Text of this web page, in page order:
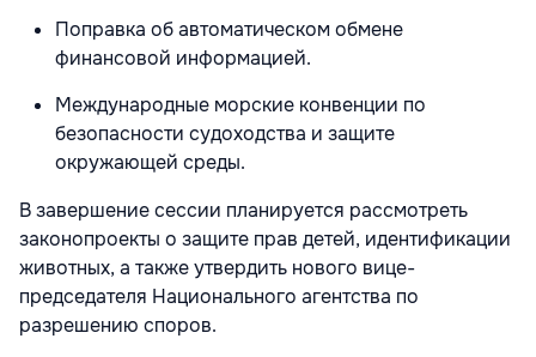
Поправка об автоматическом обмене
финансовой информацией.
Международные морские конвенции по
безопасности судоходства и защите
окружающей среды.
В завершение сессии планируется рассмотреть
законопроекты о защите прав детей, идентификации
животных, а также утвердить нового вице-
председателя Национального агентства по
разрешению споров.